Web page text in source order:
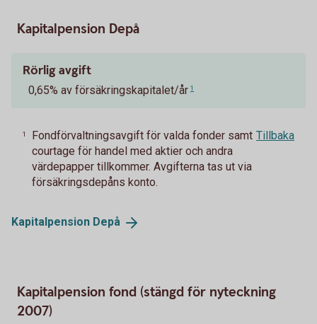
Kapitalpension Depå
Rörlig avgift
0,65% av försäkringskapitalet/år 1
1
Fondförvaltningsavgift för valda fonder samt
courtage för handel med aktier och andra
värdepapper tillkommer. Avgifterna tas ut via
försäkringsdepåns konto.
Tillbaka
Kapitalpension Depå
Kapitalpension fond (stängd för nyteckning
2007)